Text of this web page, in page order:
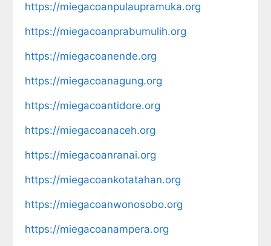
https://miegacoanpulaupramuka.org
https://miegacoanprabumulih.org
https://miegacoanende.org
https://miegacoanagung.org
https://miegacoantidore.org
https://miegacoanaceh.org
https://miegacoanranai.org
https://miegacoankotatahan.org
https://miegacoanwonosobo.org
https://miegacoanampera.org